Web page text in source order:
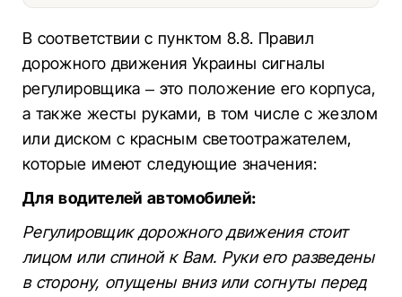
В соответствии с пунктом 8.8. Правил
дорожного движения Украины сигналы
регулировщика – это положение его корпуса,
а также жесты руками, в том числе с жезлом
или диском с красным светоотражателем,
которые имеют следующие значения:
Для водителей автомобилей:
Регулировщик дорожного движения стоит
лицом или спиной к Вам. Руки его разведены
в сторону, опущены вниз или согнуты перед